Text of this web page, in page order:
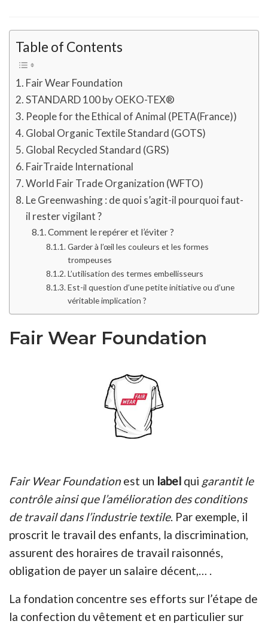
Table of Contents
Fair Wear Foundation
STANDARD 100 by OEKO-TEX®
People for the Ethical of Animal (PETA(France))
Global Organic Textile Standard (GOTS)
Global Recycled Standard (GRS)
FairTraide International
World Fair Trade Organization (WFTO)
Le Greenwashing : de quoi s’agit-il pourquoi faut-
il rester vigilant ?
Comment le repérer et l’éviter ?
Garder à l’œil les couleurs et les formes
trompeuses
L’utilisation des termes embellisseurs
Est-il question d’une petite initiative ou d’une
véritable implication ?
Fair Wear Foundation
Fair Wear Foundation est un label qui garantit le
contrôle ainsi que l’amélioration des conditions
de travail dans l’industrie textile. Par exemple, il
proscrit le travail des enfants, la discrimination,
assurent des horaires de travail raisonnés,
obligation de payer un salaire décent,… .
La fondation concentre ses efforts sur l’étape de
la confection du vêtement et en particulier sur